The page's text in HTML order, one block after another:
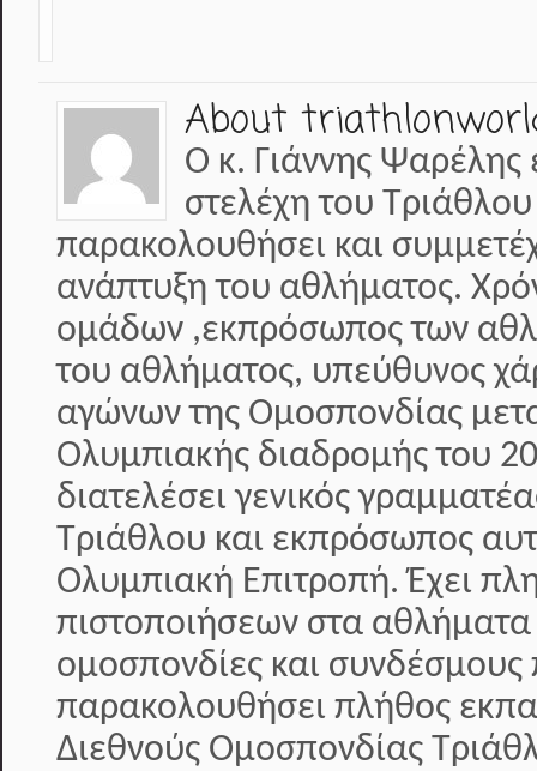
About
Ο κ. Γιάννης Ψαρέλης
στελέχη του
παρακολουθήσει και
ανάπτυξη του αθλήματος.
ομάδων ,εκπρόσωπος των
του αθλήματος, υπεύθυνος
αγώνων της Ομοσπονδίας
Ολυμπιακής διαδρομής του
διατελέσει γενικός
Τριάθλου και εκπρόσωπος
Ολυμπιακή Επιτροπή. Έχει
πιστοποιήσεων στα αθλήματα
ομοσπονδίες και συνδέσμους
παρακολουθήσει πλήθος
Διεθνούς Ομοσπονδίας